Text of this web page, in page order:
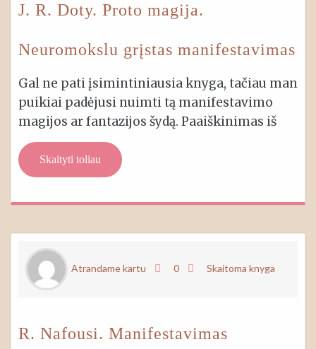
J. R. Doty. Proto magija.
Neuromokslu grįstas manifestavimas
Gal ne pati įsimintiniausia knyga, tačiau man
puikiai padėjusi nuimti tą manifestavimo
magijos ar fantazijos šydą. Paaiškinimas iš
Skaityti toliau
Atrandame kartu 0 Skaitoma knyga
R. Nafousi. Manifestavimas